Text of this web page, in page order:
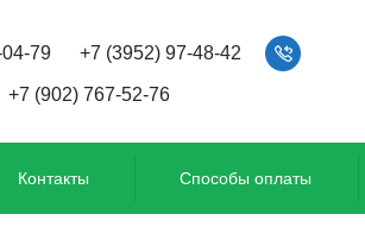
79 +7 (3952) 97-48-42
+7 (902) 767-52-76
Контакты Способы оплаты